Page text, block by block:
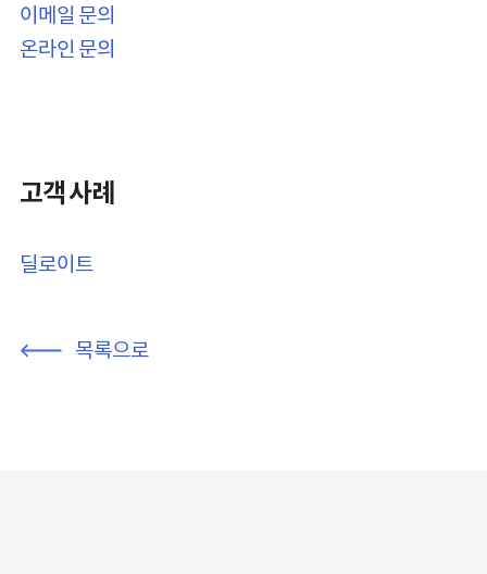
이메일 문의
온라인 문의
고객 사례
딜로이트
목록으로